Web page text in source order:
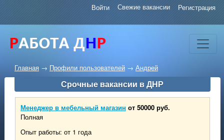
Войти Свежие вакансии Регистрация
Главная → Профили пользователей→ Андрей
Срочные вакансии в ДНР
Менеджер в мебельный магазин от 50000 руб.
Полная
Опыт работы: от 1 года